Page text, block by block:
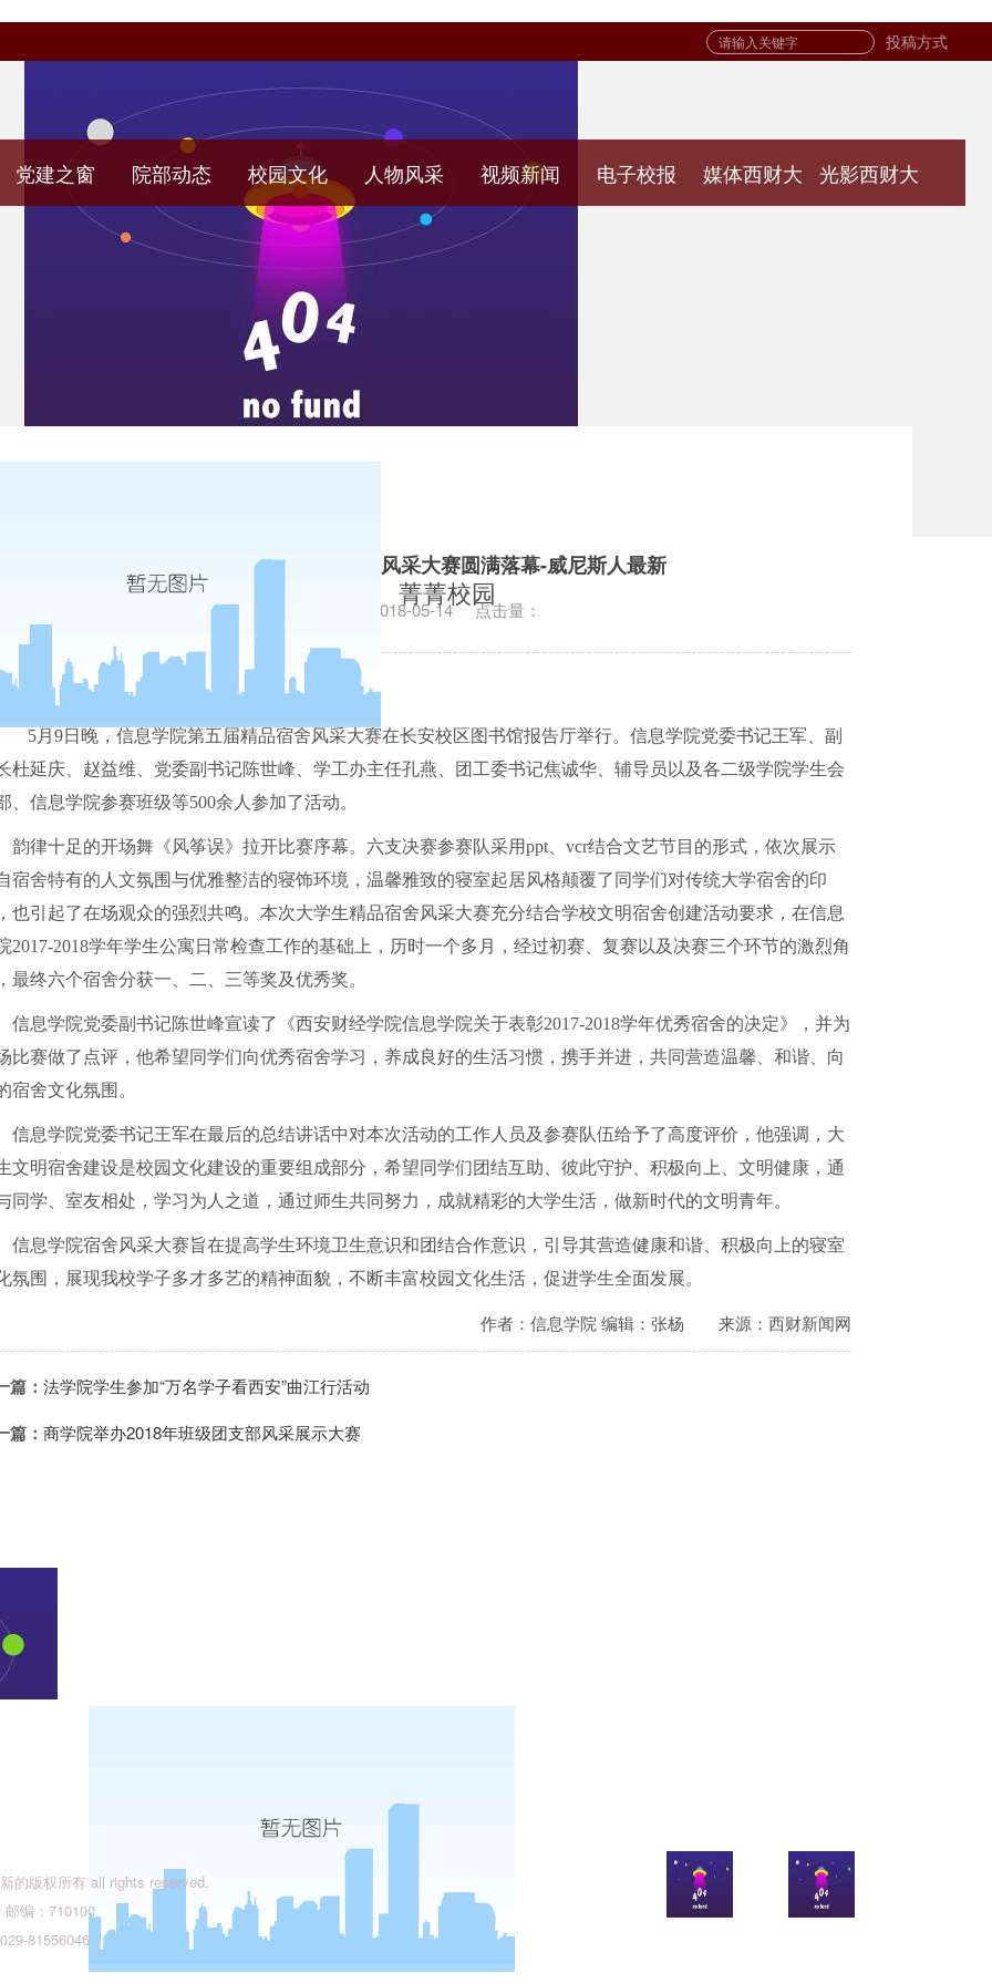
投稿方式
党建之窗 院部动态 校园文化 人物风采 视频新闻 电子校报 媒体西财大 光影西财大
菁菁校园
信息学院第五届精品宿舍风采大赛圆满落幕-威尼斯人最新
发布日期：2018-05-14 点击量：
5月 9日晚，信息学院第五届精品宿舍风采大赛在长安校区图书馆报告厅举行。信息学院党委书记王军、副
杜延庆、赵益维、党委副书记陈世峰、学工办主任孔燕、团工委书记焦诚华、辅导员以及各二级学院学生会
、信息学院参赛班级等500余人参加了活动。
韵律十足的开场舞《风筝误》拉开比赛序幕。六支决赛参赛队采用ppt vcr结合文艺节目的形式，依次展示
宿舍特有的人文氛围与优雅整洁的寝饰环境，温馨雅致的寝室起居风格颠覆了同学们对传统大学宿舍的印
也引起了在场观众的强烈共鸣。本次大学生精品宿舍风采大赛充分结合学校文明宿舍创建活动要求，在信息
2017-2018学年学生公寓日常检查工作的基础上，历时一个多月，经过初赛、复赛以及决赛三个环节的激烈角
最终六个宿舍分获一、二、三等奖及优秀奖。
信息学院党委副书记陈世峰宣读了《西安财经学院信息学院关于表彰2017-2018学年优秀宿舍的决定》，并为
比赛做了点评，他希望同学们向优秀宿舍学习，养成良好的生活习惯，携手并进，共同营造温馨、和谐、向
宿舍文化氛围。
信息学院党委书记王军在最后的总结讲话中对本次活动的工作人员及参赛队伍给予了高度评价，他强调，大
文明宿舍建设是校园文化建设的重要组成部分，希望同学们团结互助、彼此守护、积极向上、文明健康，通
同学、室友相处，学习为人之道，通过师生共同努力，成就精彩的大学生活，做新时代的文明青年。
信息学院宿舍风采大赛旨在提高学生环境卫生意识和团结合作意识，引导其营造健康和谐、积极向上的寝室
氛围，展现我校学子多才多艺的精神面貌，不断丰富校园文化生活，促进学生全面发展。
作者：信息学院 编辑：张杨 来源：西财新闻网
篇： 法学院学生参加“万名学子看西安”曲江行活动
篇： 商学院举办2018年班级团支部风采展示大赛
的版权所有 all rights reserved.
编：710100
81556046